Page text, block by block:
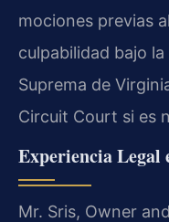
mociones previas
culpabilidad bajo
Suprema de
Circuit Court si es
Experiencia Legal
Mr. Sris, Owner